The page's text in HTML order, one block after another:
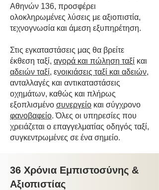
Αθηνών 136, προσφέρει
ολοκληρωμένες λύσεις με αξιοπιστία,
τεχνογνωσία και άμεση εξυπηρέτηση.
Στις εγκαταστάσεις μας θα βρείτε
έκθεση ταξί, αγορά και πώληση ταξί και
αδειών ταξί, ενοικιάσεις ταξί και αδειών,
ανταλλαγές και αντικαταστάσεις
οχημάτων, καθώς και πλήρως
εξοπλισμένο συνεργείο και σύγχρονο
φανοβαφείο. Όλες οι υπηρεσίες που
χρειάζεται ο επαγγελματίας οδηγός ταξί,
συγκεντρωμένες σε ένα σημείο.
36 Χρόνια Εμπιστοσύνης &
Αξιοπιστίας